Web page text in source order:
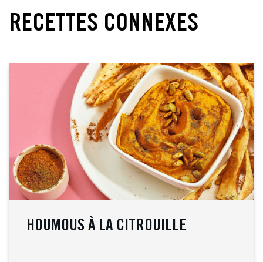
RECETTES CONNEXES
HOUMOUS À LA CITROUILLE